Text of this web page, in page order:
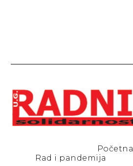
Početna
Rad i pandemija